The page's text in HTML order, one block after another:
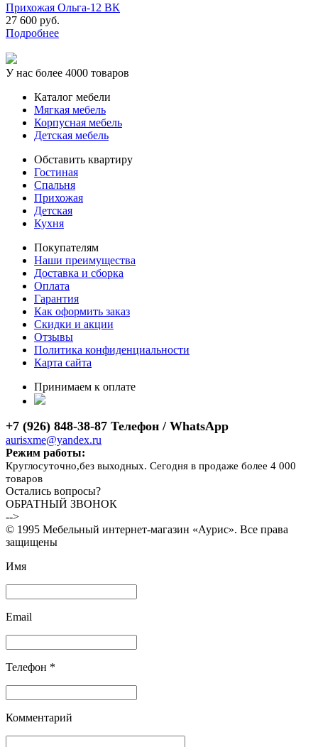
Прихожая Ольга-12 ВК
27 600 руб.
Подробнее
У нас более 4000 товаров
Каталог мебели
Мягкая мебель
Корпусная мебель
Детская мебель
Обставить квартиру
Гостиная
Спальня
Прихожая
Детская
Кухня
Покупателям
Наши преимущества
Доставка и сборка
Оплата
Гарантия
Как оформить заказ
Скидки и акции
Отзывы
Политика конфиденциальности
Карта сайта
Принимаем к оплате
+7 (926) 848-38-87 Телефон / WhatsApp
aurisxme@yandex.ru
Режим работы:
Круглосуточно,без выходных. Сегодня в продаже более 4 000
товаров
Остались вопросы?
ОБРАТНЫЙ ЗВОНОК
-->
© 1995 Мебельный интернет-магазин «Аурис». Все права
защищены
Имя
Email
Телефон *
Комментарий